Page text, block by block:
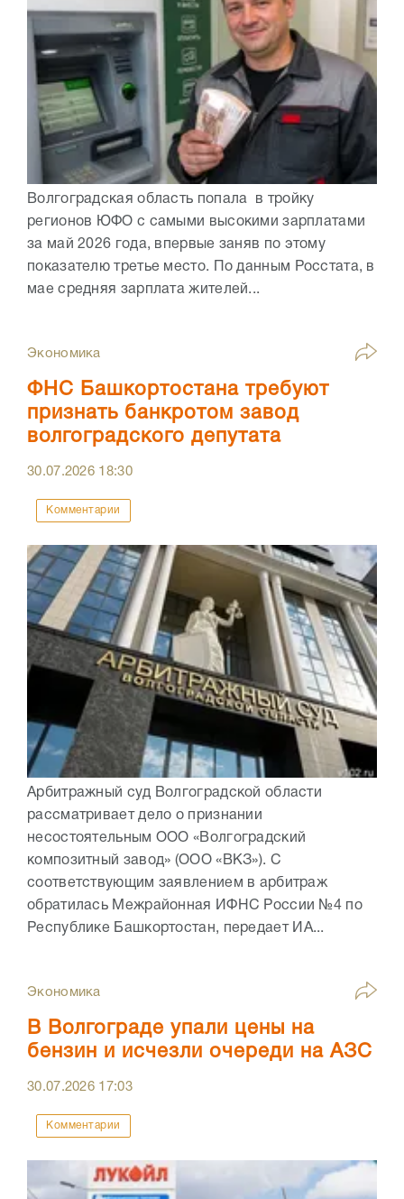
Волгоградская область попала в тройку
регионов ЮФО с самыми высокими зарплатами
за май 2026 года, впервые заняв по этому
показателю третье место. По данным Росстата, в
мае средняя зарплата жителей...
Экономика
ФНС Башкортостана требуют
признать банкротом завод
волгоградского депутата
30.07.2026 18:30
Комментарии
Арбитражный суд Волгоградской области
рассматривает дело о признании
несостоятельным ООО «Волгоградский
композитный завод» (ООО «ВКЗ»). С
соответствующим заявлением в арбитраж
обратилась Межрайонная ИФНС России №4 по
Республике Башкортостан, передает ИА...
Экономика
В Волгограде упали цены на
бензин и исчезли очереди на АЗС
30.07.2026 17:03
Комментарии